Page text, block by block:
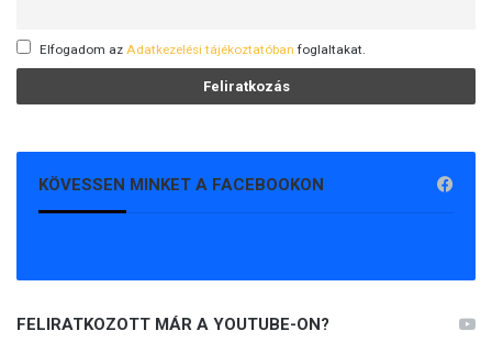
Elfogadom az Adatkezelési tájékoztatóban foglaltakat.
KÖVESSEN MINKET A FACEBOOKON
FELIRATKOZOTT MÁR A YOUTUBE-ON?